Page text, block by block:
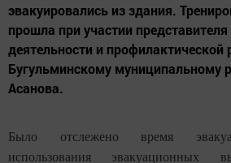
эвакуировались из здания.
прошла при участии
деятельности и профилактической
Бугульминскому муниципальному
Асанова.
Было отслежено время
использования эвакуационных